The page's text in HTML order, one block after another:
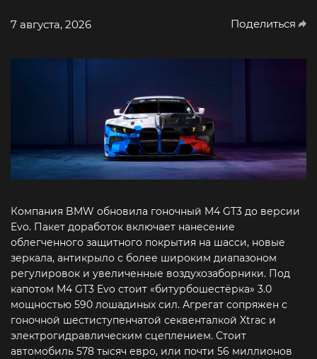
7 августа, 2026 Поделиться
Компания BMW обновила гоночный M4 GT3 до версии
Evo. Пакет доработок включает нанесение
облегченного защитного покрытия на шасси, новые
зеркала, антикрыло с более широким диапазоном
регулировок и увеличенные воздухозаборники. Под
капотом M4 GT3 Evo стоит «битурбошестёрка» 3.0
мощностью 590 лошадиных сил. Агрегат сопряжен с
гоночной шестиступенчатой секвенталкой Xtrac и
электрогидравлическим сцеплением. Стоит
автомобиль 578 тысяч евро, или почти 56 миллионов